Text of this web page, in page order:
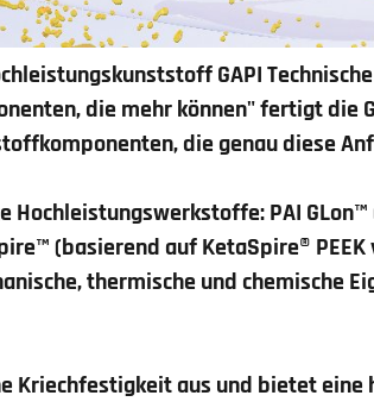
GAPI
die mehr können" fertigt die
die genau diese
Hochleistungswerkstoffe:PAI GLon™
(basierend auf KetaSpire® PEEK
thermische und chemische
Kriechfestigkeit aus und bietet eine